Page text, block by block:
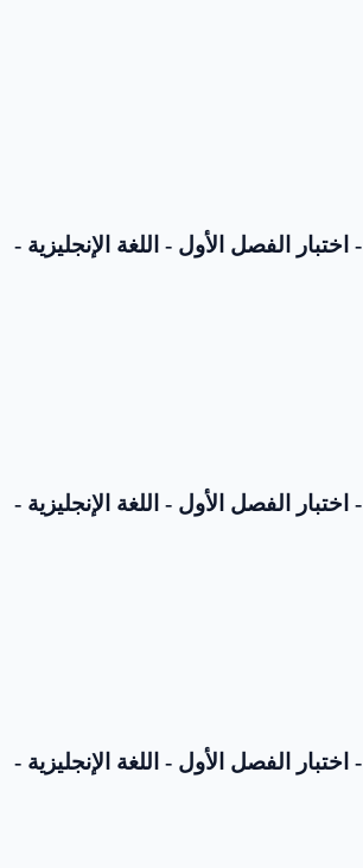
الموضوع رقم 22 - اختبار الفصل الأول - اللغة الإنجليزية -
الموضوع رقم 21 - اختبار الفصل الأول - اللغة الإنجليزية -
الموضوع رقم 20 - اختبار الفصل الأول - اللغة الإنجليزية -